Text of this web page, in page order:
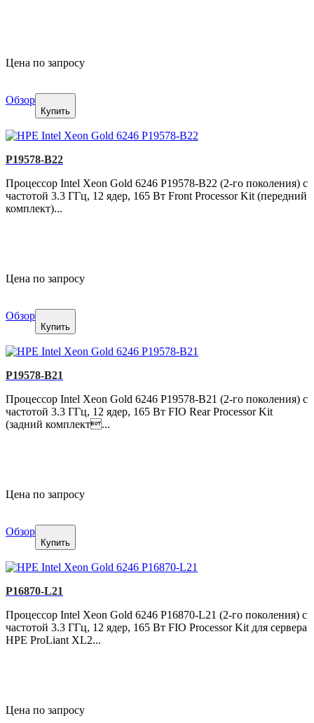
Цена по запросу
Обзор
Купить
P19578-B22
Процессор Intel Xeon Gold 6246 P19578-B22 (2-го поколения) с
частотой 3.3 ГГц, 12 ядер, 165 Вт Front Processor Kit (передний
комплект)...
Цена по запросу
Обзор
Купить
P19578-B21
Процессор Intel Xeon Gold 6246 P19578-B21 (2-го поколения) с
частотой 3.3 ГГц, 12 ядер, 165 Вт FIO Rear Processor Kit
(задний комплект...
Цена по запросу
Обзор
Купить
P16870-L21
Процессор Intel Xeon Gold 6246 P16870-L21 (2-го поколения) с
частотой 3.3 ГГц, 12 ядер, 165 Вт FIO Processor Kit для сервера
HPE ProLiant XL2...
Цена по запросу